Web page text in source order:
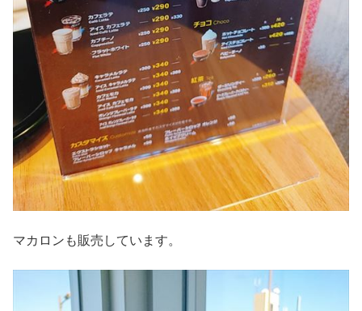
マカロンも販売しています。